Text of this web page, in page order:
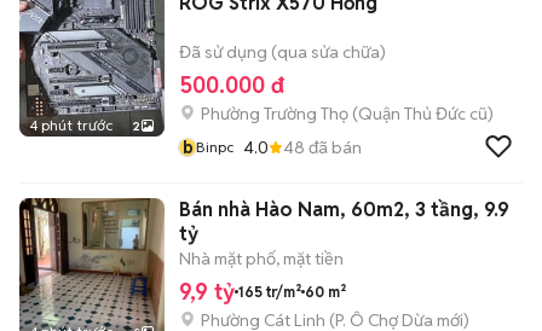
4 phút trước 2
Đã sử dụng (qua sửa chữa)
500.000 đ
Phường Trường Thọ (Quận Thủ Đức cũ)
bBinpc 4.0 48 đã bán
Bán nhà Hào Nam, 60m2, 3 tầng, 9.9
tỷ
Nhà mặt phố, mặt tiền
9,9 tỷ 165 tr/m² 60 m²
Phường Cát Linh (P. Ô Chợ Dừa mới)